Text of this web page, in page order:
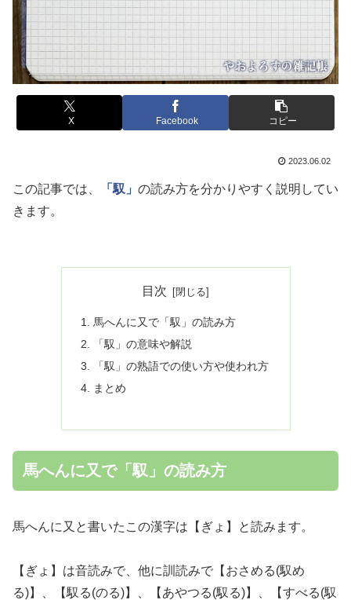
X Facebook コピー
2023.06.02
この記事では、 「馭」 の読み方を分かりやすく説明してい
きます。
目次
馬へんに又で「馭」の読み方
「馭」の意味や解説
「馭」の熟語での使い方や使われ方
まとめ
馬へんに又で「馭」の読み方
馬へんに又と書いたこの漢字は【ぎょ】と読みます。
【ぎょ】は音読みで、他に訓読みで【おさめる(馭め
る)】、【馭る(のる)】、【あやつる(馭る)】、【すべる(馭